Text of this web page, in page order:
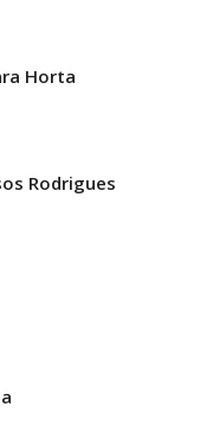
Horta
Rodrigues